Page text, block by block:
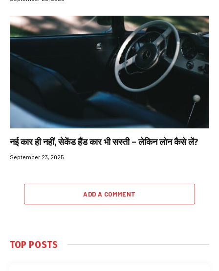
नई कार ही नहीं, सेकेंड हैंड कार भी सस्ती – लेकिन लोन कैसे लें?
September 23, 2025
ADD A COMMENT
TOP POSTS